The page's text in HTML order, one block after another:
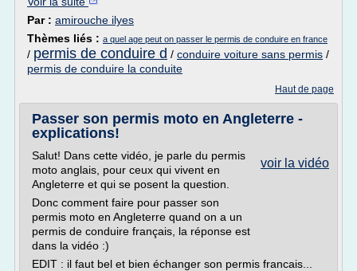
Par : amirouche ilyes
Thèmes liés : a quel age peut on passer le permis de conduire en france
/ permis de conduire d / conduire voiture sans permis /
permis de conduire la conduite
Haut de page
Passer son permis moto en Angleterre -
explications!
voir la vidéo
Salut! Dans cette vidéo, je parle du permis
moto anglais, pour ceux qui vivent en
Angleterre et qui se posent la question.
Donc comment faire pour passer son
permis moto en Angleterre quand on a un
permis de conduire français, la réponse est
dans la vidéo :)
EDIT : il faut bel et bien échanger son permis francais...